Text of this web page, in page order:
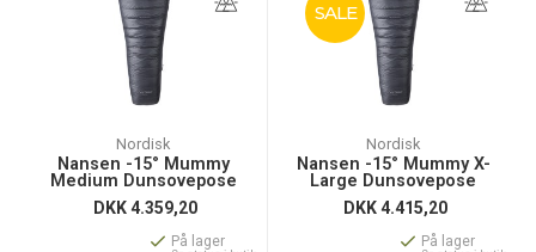
Nordisk
Nansen -15° Mummy
Medium Dunsovepose
DKK4.359,20
På lager
SALE
Nordisk
Nansen -15° Mummy X-
Large Dunsovepose
DKK4.415,20
På lager